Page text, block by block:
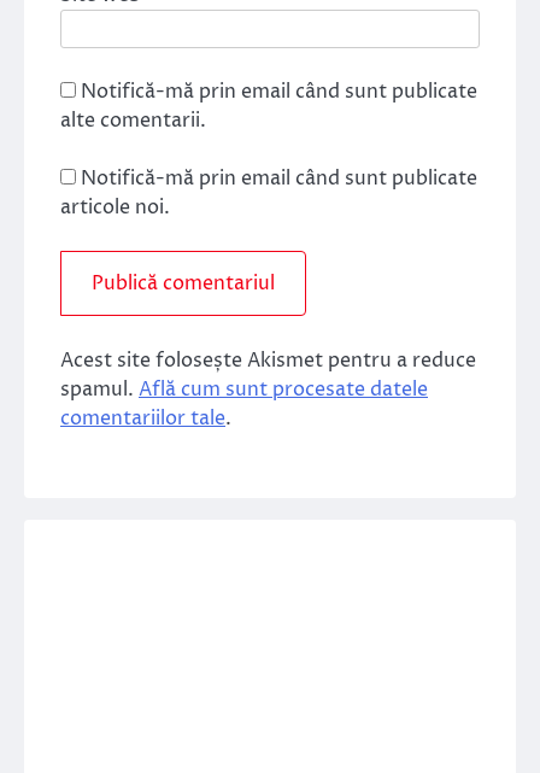
Notifică-mă prin email când sunt publicate
alte comentarii.
Notifică-mă prin email când sunt publicate
articole noi.
Acest site folosește Akismet pentru a reduce
spamul. Află cum sunt procesate datele
comentariilor tale.